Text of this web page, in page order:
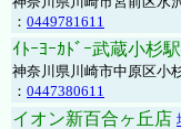
： 0449781611
ｲﾄｰﾖｰｶﾄﾞｰ武蔵小杉
神奈川県川崎市中原区小
： 0447380611
イオン新百合ヶ丘店